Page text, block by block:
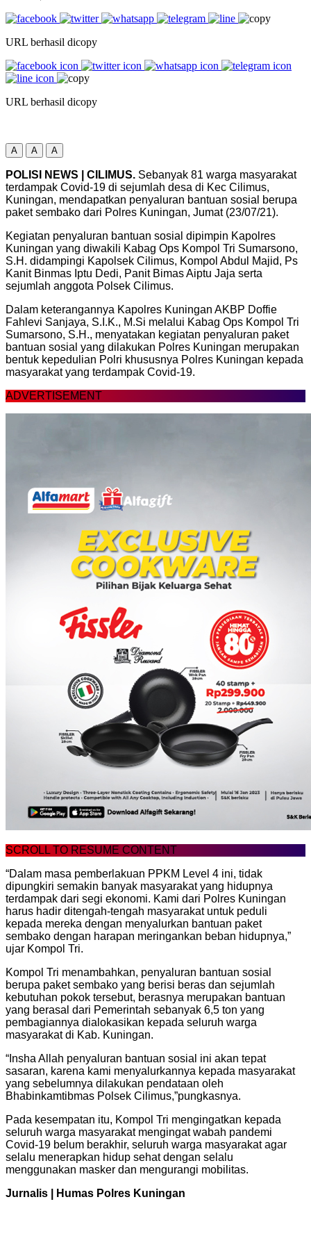
URL berhasil dicopy
URL berhasil dicopy
A A A
POLISI NEWS | CILIMUS. Sebanyak 81 warga masyarakat
terdampak Covid-19 di sejumlah desa di Kec Cilimus,
Kuningan, mendapatkan penyaluran bantuan sosial berupa
paket sembako dari Polres Kuningan, Jumat (23/07/21).
Kegiatan penyaluran bantuan sosial dipimpin Kapolres
Kuningan yang diwakili Kabag Ops Kompol Tri Sumarsono,
S.H. didampingi Kapolsek Cilimus, Kompol Abdul Majid, Ps
Kanit Binmas Iptu Dedi, Panit Bimas Aiptu Jaja serta
sejumlah anggota Polsek Cilimus.
Dalam keterangannya Kapolres Kuningan AKBP Doffie
Fahlevi Sanjaya, S.I.K., M.Si melalui Kabag Ops Kompol Tri
Sumarsono, S.H., menyatakan kegiatan penyaluran paket
bantuan sosial yang dilakukan Polres Kuningan merupakan
bentuk kepedulian Polri khususnya Polres Kuningan kepada
masyarakat yang terdampak Covid-19.
ADVERTISEMENT
SCROLL TO RESUME CONTENT
“Dalam masa pemberlakuan PPKM Level 4 ini, tidak
dipungkiri semakin banyak masyarakat yang hidupnya
terdampak dari segi ekonomi. Kami dari Polres Kuningan
harus hadir ditengah-tengah masyarakat untuk peduli
kepada mereka dengan menyalurkan bantuan paket
sembako dengan harapan meringankan beban hidupnya,”
ujar Kompol Tri.
Kompol Tri menambahkan, penyaluran bantuan sosial
berupa paket sembako yang berisi beras dan sejumlah
kebutuhan pokok tersebut, berasnya merupakan bantuan
yang berasal dari Pemerintah sebanyak 6,5 ton yang
pembagiannya dialokasikan kepada seluruh warga
masyarakat di Kab. Kuningan.
“Insha Allah penyaluran bantuan sosial ini akan tepat
sasaran, karena kami menyalurkannya kepada masyarakat
yang sebelumnya dilakukan pendataan oleh
Bhabinkamtibmas Polsek Cilimus,”pungkasnya.
Pada kesempatan itu, Kompol Tri mengingatkan kepada
seluruh warga masyarakat mengingat wabah pandemi
Covid-19 belum berakhir, seluruh warga masyarakat agar
selalu menerapkan hidup sehat dengan selalu
menggunakan masker dan mengurangi mobilitas.
Jurnalis | Humas Polres Kuningan